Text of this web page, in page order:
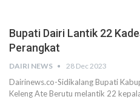
Bupati Dairi Lantik 22
Perangkat
DAIRI NEWS 28 Dec 2023
Dairinews.co-Sidikalang Bupati
Keleng Ate Berutu melantik 22